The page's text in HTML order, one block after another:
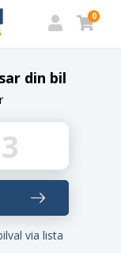
0
din bil
via lista